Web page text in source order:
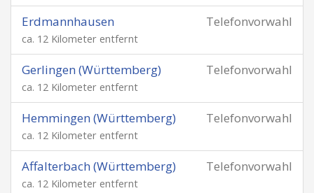
Telefonvorwahl
Erdmannhausen
ca. 12 Kilometer entfernt
Telefonvorwahl
Gerlingen (Württemberg)
ca. 12 Kilometer entfernt
Telefonvorwahl
Hemmingen (Württemberg)
ca. 12 Kilometer entfernt
Telefonvorwahl
Affalterbach (Württemberg)
ca. 12 Kilometer entfernt